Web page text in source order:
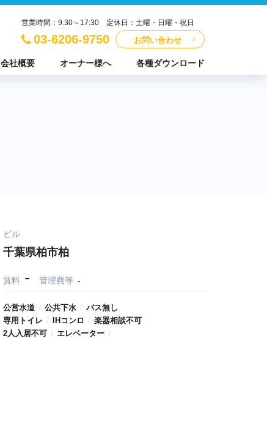
営業時間：9:30～17:30 定休日：土曜・日曜・祝日
03-6206-9750 お問い合わせ
会社概要 オーナー様へ 各種ダウンロード
ビル
千葉県柏市柏
賃料 - 管理費等 -
公営水道 / 公共下水 / バス無し
専用トイレ / IHコンロ / 楽器相談不可
2人入居不可 / エレベーター /